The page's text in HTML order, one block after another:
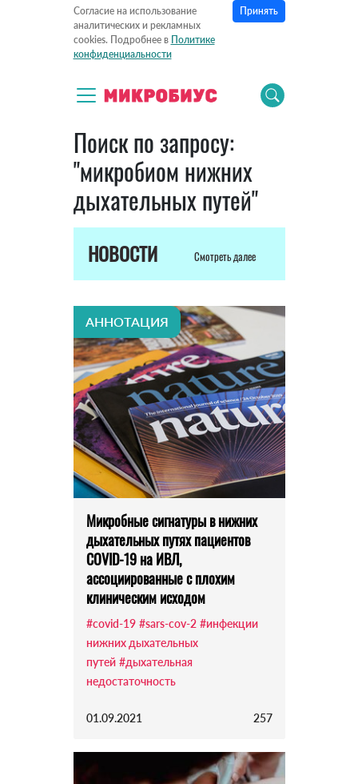
Согласие на использование
аналитических и рекламных
cookies. Подробнее в Политике
конфиденциальности
Принять
Поиск по запросу:
"микробиом нижних
дыхательных путей"
НОВОСТИ Смотреть далее
АННОТАЦИЯ
Микробные сигнатуры в нижних
дыхательных путях пациентов
COVID-19 на ИВЛ,
ассоциированные с плохим
клиническим исходом
#covid-19 #sars-cov-2 #инфекции
нижних дыхательных
путей #дыхательная
недостаточность
01.09.2021 257